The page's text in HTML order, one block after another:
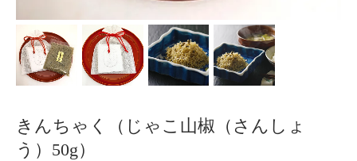
きんちゃく（じゃこ山椒（さんしょ
う）50g）